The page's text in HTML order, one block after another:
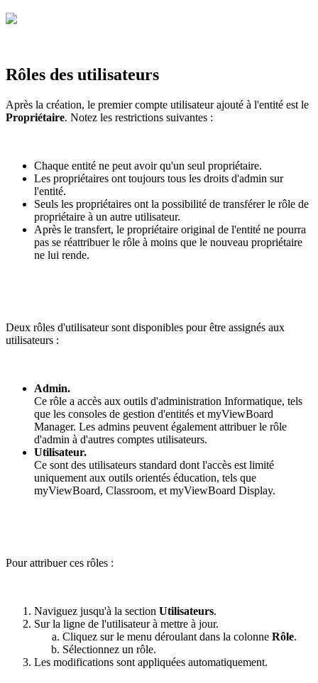
Rôles des utilisateurs
Après la création, le premier compte utilisateur ajouté à l'entité est le
Propriétaire. Notez les restrictions suivantes :
Chaque entité ne peut avoir qu'un seul propriétaire.
Les propriétaires ont toujours tous les droits d'admin sur
l'entité.
Seuls les propriétaires ont la possibilité de transférer le rôle de
propriétaire à un autre utilisateur.
Après le transfert, le propriétaire original de l'entité ne pourra
pas se réattribuer le rôle à moins que le nouveau propriétaire
ne lui rende.
Deux rôles d'utilisateur sont disponibles pour être assignés aux
utilisateurs :
Admin.
Ce rôle a accès aux outils d'administration Informatique, tels
que les consoles de gestion d'entités et myViewBoard
Manager. Les admins peuvent également attribuer le rôle
d'admin à d'autres comptes utilisateurs.
Utilisateur.
Ce sont des utilisateurs standard dont l'accès est limité
uniquement aux outils orientés éducation, tels que
myViewBoard, Classroom, et myViewBoard Display.
Pour attribuer ces rôles :
Naviguez jusqu'à la section Utilisateurs.
Sur la ligne de l'utilisateur à mettre à jour.
Cliquez sur le menu déroulant dans la colonne Rôle.
Sélectionnez un rôle.
Les modifications sont appliquées automatiquement.